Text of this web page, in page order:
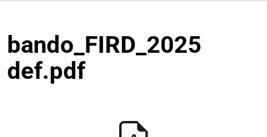
bando_FIRD_2025
def.pdf